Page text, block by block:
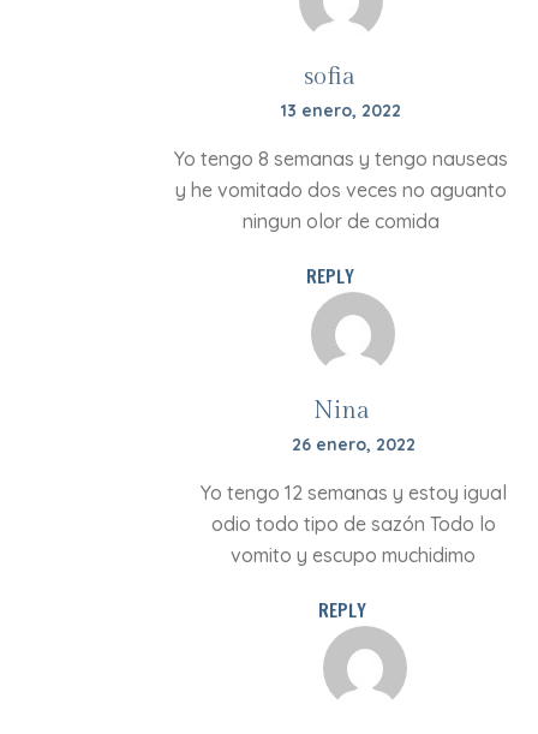
sofia
13 enero, 2022
Yo tengo 8 semanas y tengo nauseas
y he vomitado dos veces no aguanto
ningun olor de comida
REPLY
Nina
26 enero, 2022
Yo tengo 12 semanas y estoy igual
odio todo tipo de sazón Todo lo
vomito y escupo muchidimo
REPLY